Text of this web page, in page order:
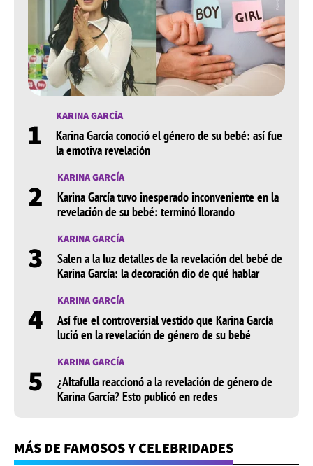
1 KARINA GARCÍA
Karina García conoció el género de su bebé: así fue
la emotiva revelación
2 KARINA GARCÍA
Karina García tuvo inesperado inconveniente en la
revelación de su bebé: terminó llorando
3 KARINA GARCÍA
Salen a la luz detalles de la revelación del bebé de
Karina García: la decoración dio de qué hablar
4 KARINA GARCÍA
Así fue el controversial vestido que Karina García
lució en la revelación de género de su bebé
5 KARINA GARCÍA
¿Altafulla reaccionó a la revelación de género de
Karina García? Esto publicó en redes
MÁS DE FAMOSOS Y CELEBRIDADES